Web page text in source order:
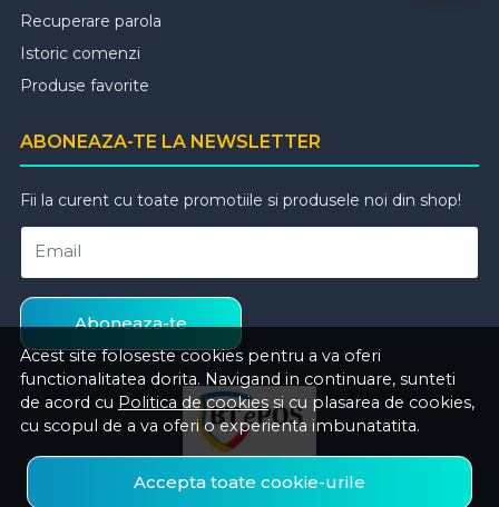
Acest site foloseste cookies pentru a va oferi
functionalitatea dorita. Navigand in continuare, sunteti
de acord cu Politica de cookies si cu plasarea de cookies,
cu scopul de a va oferi o experienta imbunatatita.
Accepta toate cookie-urile
Recuperare parola
Istoric comenzi
Produse favorite
ABONEAZA-TE LA NEWSLETTER
Fii la curent cu toate promotiile si produsele noi din shop!
Email
Aboneaza-te